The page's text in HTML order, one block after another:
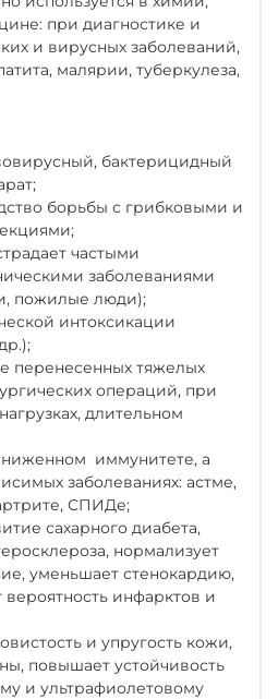
при диагностике и
и вирусных заболеваний,
малярии, туберкулеза,
бактерицидный
борьбы с грибковыми и
частыми
заболеваниями
пожилые люди);
интоксикации
перенесенных тяжелых
операций, при
длительном
иммунитете, а
заболеваниях: астме,
СПИДе;
сахарного диабета,
нормализует
уменьшает стенокардию,
инфарктов и
и упругость кожи,
повышает устойчивость
и ультрафиолетовому